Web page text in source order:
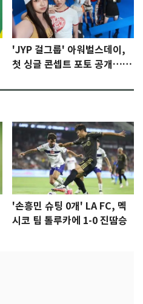
'JYP 걸그룹' 아워벌스데이,
첫 싱글 콘셉트 포토 공개…청
'손흥민 슈팅 0개' LA FC, 멕
시코 팀 톨루카에 1-0 진땀승